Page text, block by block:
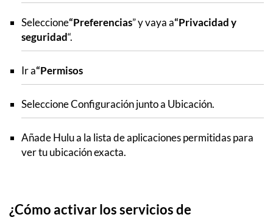
Seleccione“Preferencias” y vaya a“Privacidad y
seguridad“.
Ir a“Permisos
Seleccione Configuración junto a Ubicación.
Añade Hulu a la lista de aplicaciones permitidas para
ver tu ubicación exacta.
¿Cómo activar los servicios de